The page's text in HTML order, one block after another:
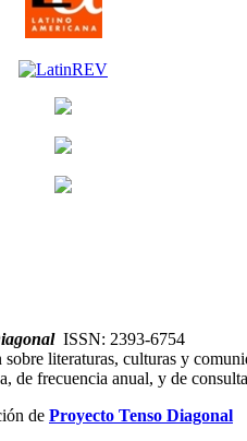
ISSN: 2393-6754
literaturas, culturas y
de frecuencia anual, y de
de Proyecto Tenso Diagonal